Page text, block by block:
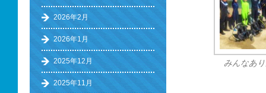
みんなあ
2026年2月
2026年1月
2025年12月
2025年11月